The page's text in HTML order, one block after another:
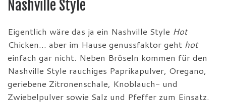
Nashville Style
Eigentlich wäre das ja ein Nashville Style Hot
Chicken… aber im Hause genussfaktor geht hot
einfach gar nicht. Neben Bröseln kommen für den
Nashville Style rauchiges Paprikapulver, Oregano,
geriebene Zitronenschale, Knoblauch- und
Zwiebelpulver sowie Salz und Pfeffer zum Einsatz.